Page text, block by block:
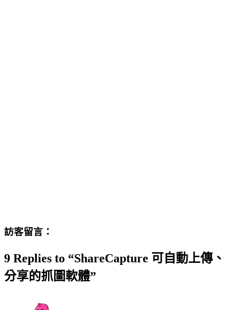
訪客留言：
9 Replies to “ShareCapture 可自動上傳、
分享的抓圖軟體”